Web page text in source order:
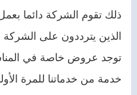
ذلك تقوم الشركة دائما
الذين يترددون على الشركة
توجد عروض خاصة في
خدمة من خدماتنا للمرة